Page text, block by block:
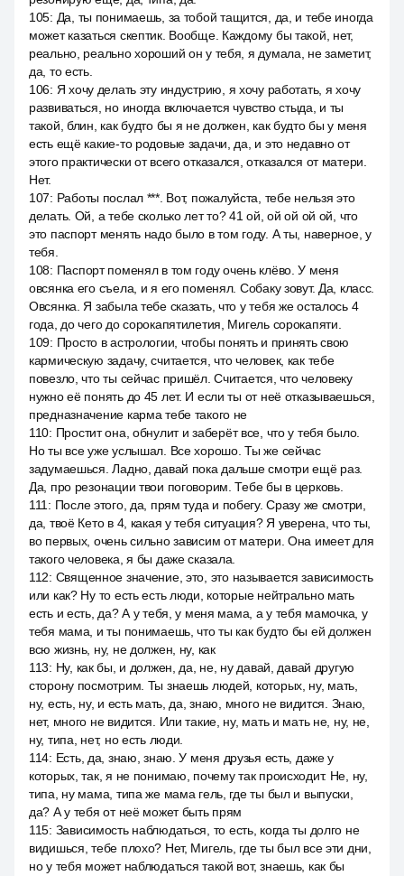
105: Да, ты понимаешь, за тобой тащится, да, и тебе иногда
может казаться скептик. Вообще. Каждому бы такой, нет,
реально, реально хороший он у тебя, я думала, не заметит,
да, то есть.
106: Я хочу делать эту индустрию, я хочу работать, я хочу
развиваться, но иногда включается чувство стыда, и ты
такой, блин, как будто бы я не должен, как будто бы у меня
есть ещё какие-то родовые задачи, да, и это недавно от
этого практически от всего отказался, отказался от матери.
Нет.
107: Работы послал ***. Вот, пожалуйста, тебе нельзя это
делать. Ой, а тебе сколько лет то? 41 ой, ой ой ой ой, что
это паспорт менять надо было в том году. А ты, наверное, у
тебя.
108: Паспорт поменял в том году очень клёво. У меня
овсянка его съела, и я его поменял. Собаку зовут. Да, класс.
Овсянка. Я забыла тебе сказать, что у тебя же осталось 4
года, до чего до сорокапятилетия, Мигель сорокапяти.
109: Просто в астрологии, чтобы понять и принять свою
кармическую задачу, считается, что человек, как тебе
повезло, что ты сейчас пришёл. Считается, что человеку
нужно её понять до 45 лет. И если ты от неё отказываешься,
предназначение карма тебе такого не
110: Простит она, обнулит и заберёт все, что у тебя было.
Но ты все уже услышал. Все хорошо. Ты же сейчас
задумаешься. Ладно, давай пока дальше смотри ещё раз.
Да, про резонации твои поговорим. Тебе бы в церковь.
111 : После этого, да, прям туда и побегу. Сразу же смотри,
да, твоё Кето в 4, какая у тебя ситуация? Я уверена, что ты,
во первых, очень сильно зависим от матери. Она имеет для
такого человека, я бы даже сказала.
112: Священное значение, это, это называется зависимость
или как? Ну то есть есть люди, которые нейтрально мать
есть и есть, да? А у тебя, у меня мама, а у тебя мамочка, у
тебя мама, и ты понимаешь, что ты как будто бы ей должен
всю жизнь, ну, не должен, ну, как
113: Ну, как бы, и должен, да, не, ну давай, давай другую
сторону посмотрим. Ты знаешь людей, которых, ну, мать,
ну, есть, ну, и есть мать, да, знаю, много не видится. Знаю,
нет, много не видится. Или такие, ну, мать и мать не, ну, не,
ну, типа, нет, но есть люди.
114: Есть, да, знаю, знаю. У меня друзья есть, даже у
которых, так, я не понимаю, почему так происходит. Не, ну,
типа, ну мама, типа же мама гель, где ты был и выпуски,
да? А у тебя от неё может быть прям
115: Зависимость наблюдаться, то есть, когда ты долго не
видишься, тебе плохо? Нет, Мигель, где ты был все эти дни,
но у тебя может наблюдаться такой вот, знаешь, как бы